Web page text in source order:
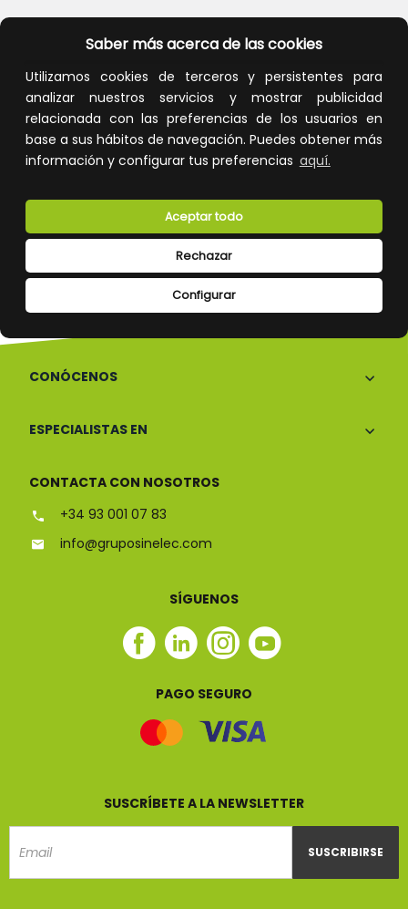
Saber más acerca de las cookies
Utilizamos cookies de terceros y persistentes para
analizar nuestros servicios y mostrar publicidad
relacionada con las preferencias de los usuarios en
base a sus hábitos de navegación. Puedes obtener más
información y configurar tus preferencias aquí.
Configurar
Rechazar
Aceptar todo
Devoluciones Pago seguro
Atención al cliente
CONÓCENOS
ESPECIALISTAS EN
CONTACTA CON NOSOTROS
+34 93 001 07 83
info@gruposinelec.com
SÍGUENOS
Facebook
Linkedin
Instagram
Youtube
PAGO SEGURO
SUSCRÍBETE A LA NEWSLETTER
SUSCRIBIRSE